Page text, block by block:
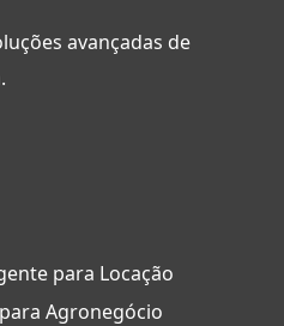
avançadas de
para Locação
Agronegócio